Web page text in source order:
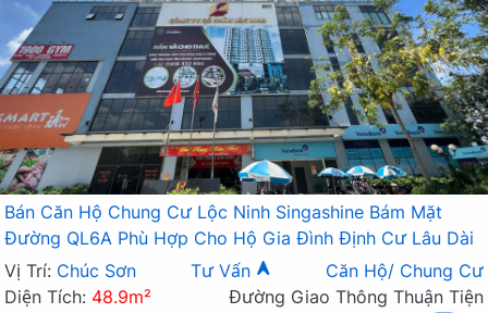
Bán Căn Hộ Chung Cư Lộc Ninh Singashine Bám Mặt
Đường QL6A Phù Hợp Cho Hộ Gia Đình Định Cư Lâu Dài
Vị Trí: Chúc Sơn Tư Vấn
Căn Hộ/ Chung Cư
Diện Tích: 48.9m²
Đường Giao Thông Thuận Tiện